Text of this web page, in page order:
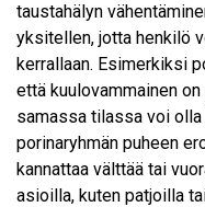
taustahälyn
yksitellen, jotta henkilö
kerrallaan. Esimerkiksi
että kuulovammainen
samassa tilassa voi
porinaryhmän puheen
kannattaa välttää tai
asioilla, kuten patjoilla